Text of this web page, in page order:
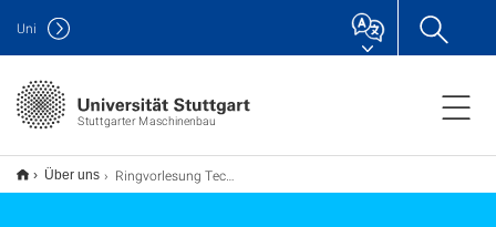
Stuttgarter Maschinenbau
Uni
Über uns Ringvorlesung Technikfolgenabschätzung: »Transformation@Work | Hightech statt Heilkunst? Medizin der Zukunft zwischen Technologie, Mensch und Verantwortung« im SoSe 2026 - Start am 07. April 2026!